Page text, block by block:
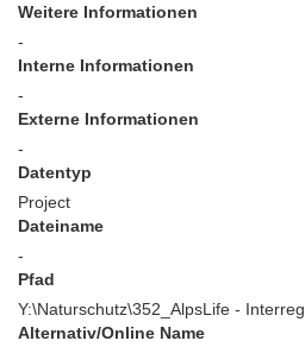
Weitere Informationen
-
Interne Informationen
-
Externe Informationen
-
Datentyp
Project
Dateiname
-
Pfad
Y:\Naturschutz\352_AlpsLife - Interreg
Alternativ/Online Name